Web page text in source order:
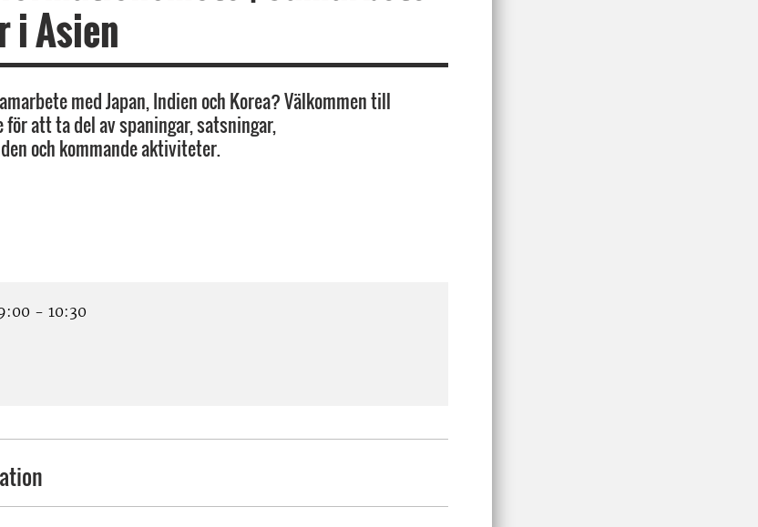
i Asien
med Japan, Indien och Korea? Välkommen till
att ta del av spaningar, satsningar,
och kommande aktiviteter.
- 10:30